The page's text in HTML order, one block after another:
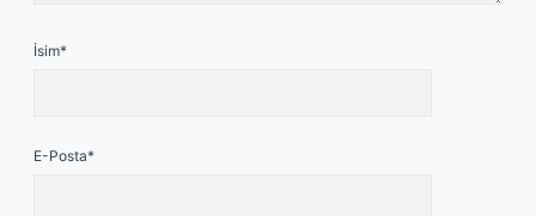
İsim*
E-Posta*